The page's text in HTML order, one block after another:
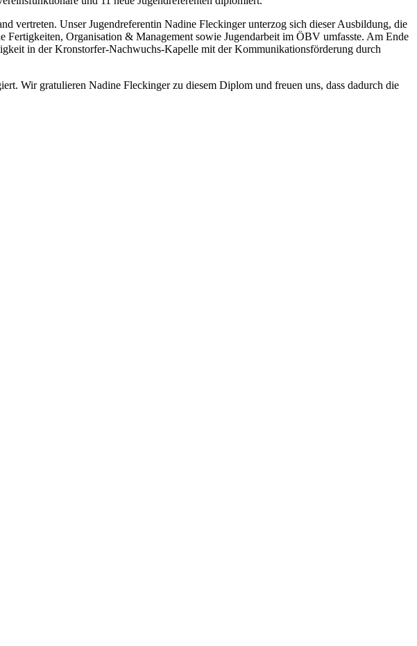
vertreten. Unser Jugendreferentin Nadine Fleckinger unterzog sich dieser Ausbildung, die
Organisation & Management sowie Jugendarbeit im ÖBV umfasste. Am Ende
in der Kronstorfer-Nachwuchs-Kapelle mit der Kommunikationsförderung durch
Wir gratulieren Nadine Fleckinger zu diesem Diplom und freuen uns, dass dadurch die